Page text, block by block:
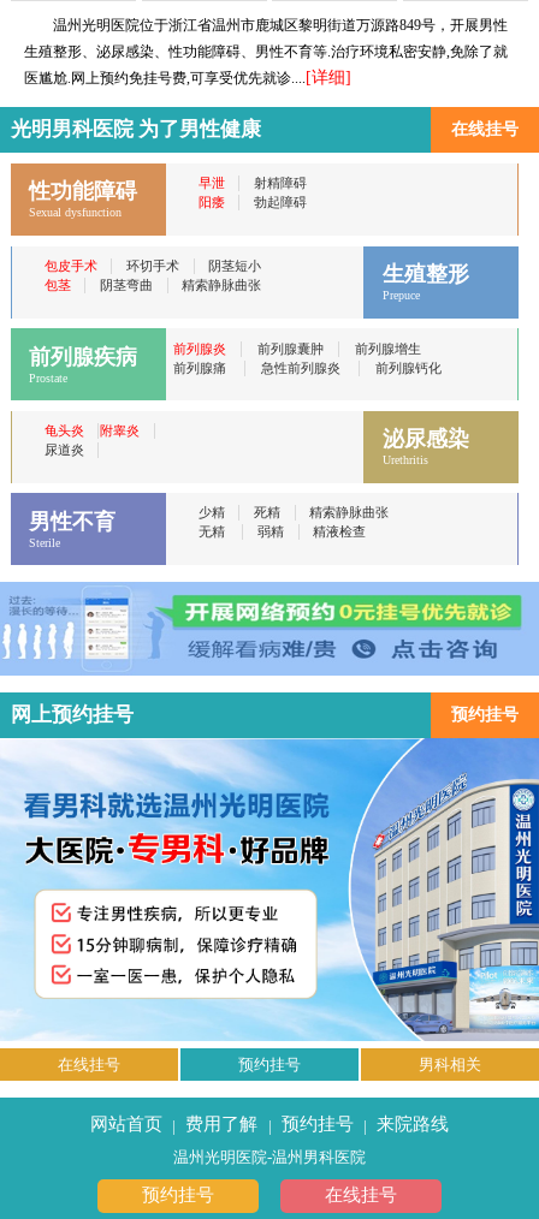
温州光明医院位于浙江省温州市鹿城区黎明街道万源路849号，开展男性
生殖整形、泌尿感染、性功能障碍、男性不育等.治疗环境私密安静,免除了就
医尴尬.网上预约免挂号费,可享受优先就诊.... [详细]
光明男科医院 为了男性健康 在线挂号
性功能障碍
Sexual dysfunction
早泄
射精障碍
阳痿
勃起障碍
包皮手术 | 环切手术 |
阴茎短小
包茎
| 阴茎弯曲 | 精索静脉曲张 生殖整形
Prepuce
前列腺疾病
Prostate
前列腺炎 前列腺囊肿
前列腺增生
前列腺痛
急性前列腺炎 前列腺钙化
龟头炎 |附睾炎
尿道炎 泌尿感染
Urethritis
男性不育
Sterile
少精 死精
精索静脉曲张
无精
弱精 精液检查
网上预约挂号 预约挂号
在线挂号 预约挂号 男科相关
网站首页 | 费用了解 | 预约挂号 | 来院路线
温州光明医院-温州男科医院
预约挂号 在线挂号